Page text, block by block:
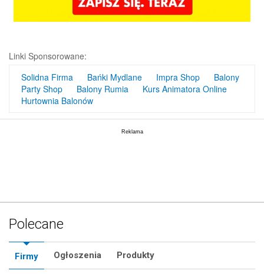
Linki Sponsorowane:
Solidna Firma
Bańki Mydlane Impra Shop
Balony
Party Shop
Balony Rumia
Kurs Animatora Online
Hurtownia Balonów
Polecane
Firmy Ogłoszenia Produkty